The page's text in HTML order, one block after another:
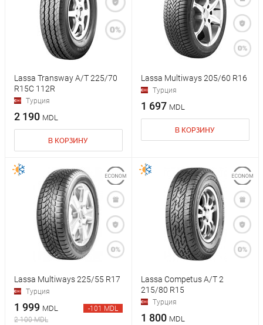
Lassa Transway A/T 225/70
R15C 112R
Турция
2 190 MDL
В КОРЗИНУ
Lassa Multiways 205/60 R16
Турция
1 697 MDL
В КОРЗИНУ
Lassa Multiways 225/55 R17
Турция
1 999 MDL
2 100 MDL
-101 MDL
Lassa Competus A/T 2
215/80 R15
Турция
1 800 MDL